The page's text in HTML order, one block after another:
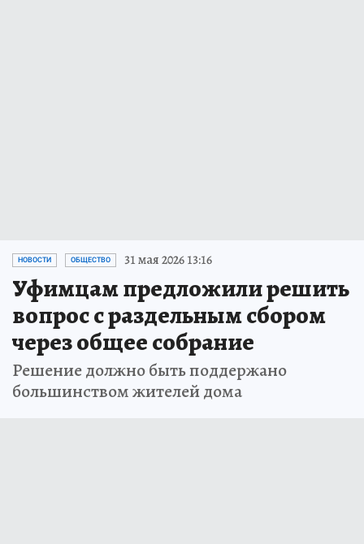
НОВОСТИ ОБЩЕСТВО 31 мая 2026 13:16
Уфимцам предложили решить
вопрос с раздельным сбором
через общее собрание
Решение должно быть поддержано
большинством жителей дома